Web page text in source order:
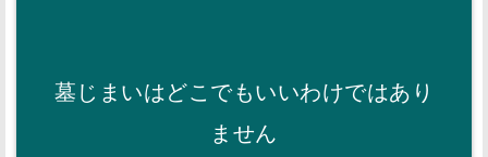
墓じまいはどこでもいいわけではあり
ません